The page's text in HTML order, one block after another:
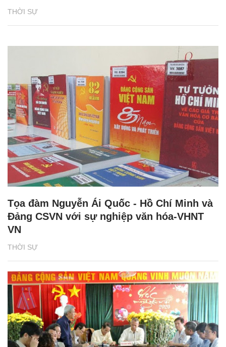
THỜI SỰ
THỜI SỰ
Tọa đàm Nguyễn Ái Quốc - Hồ Chí Minh và
Đảng CSVN với sự nghiệp văn hóa-VHNT
VN